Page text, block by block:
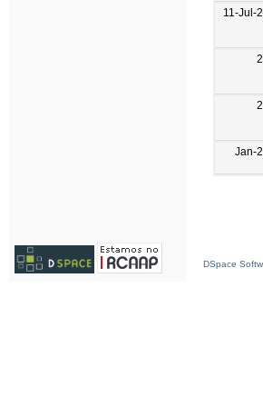
11-Jul-
Jan-
DSpace